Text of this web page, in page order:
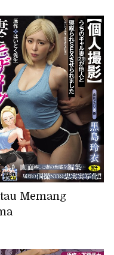
Memang